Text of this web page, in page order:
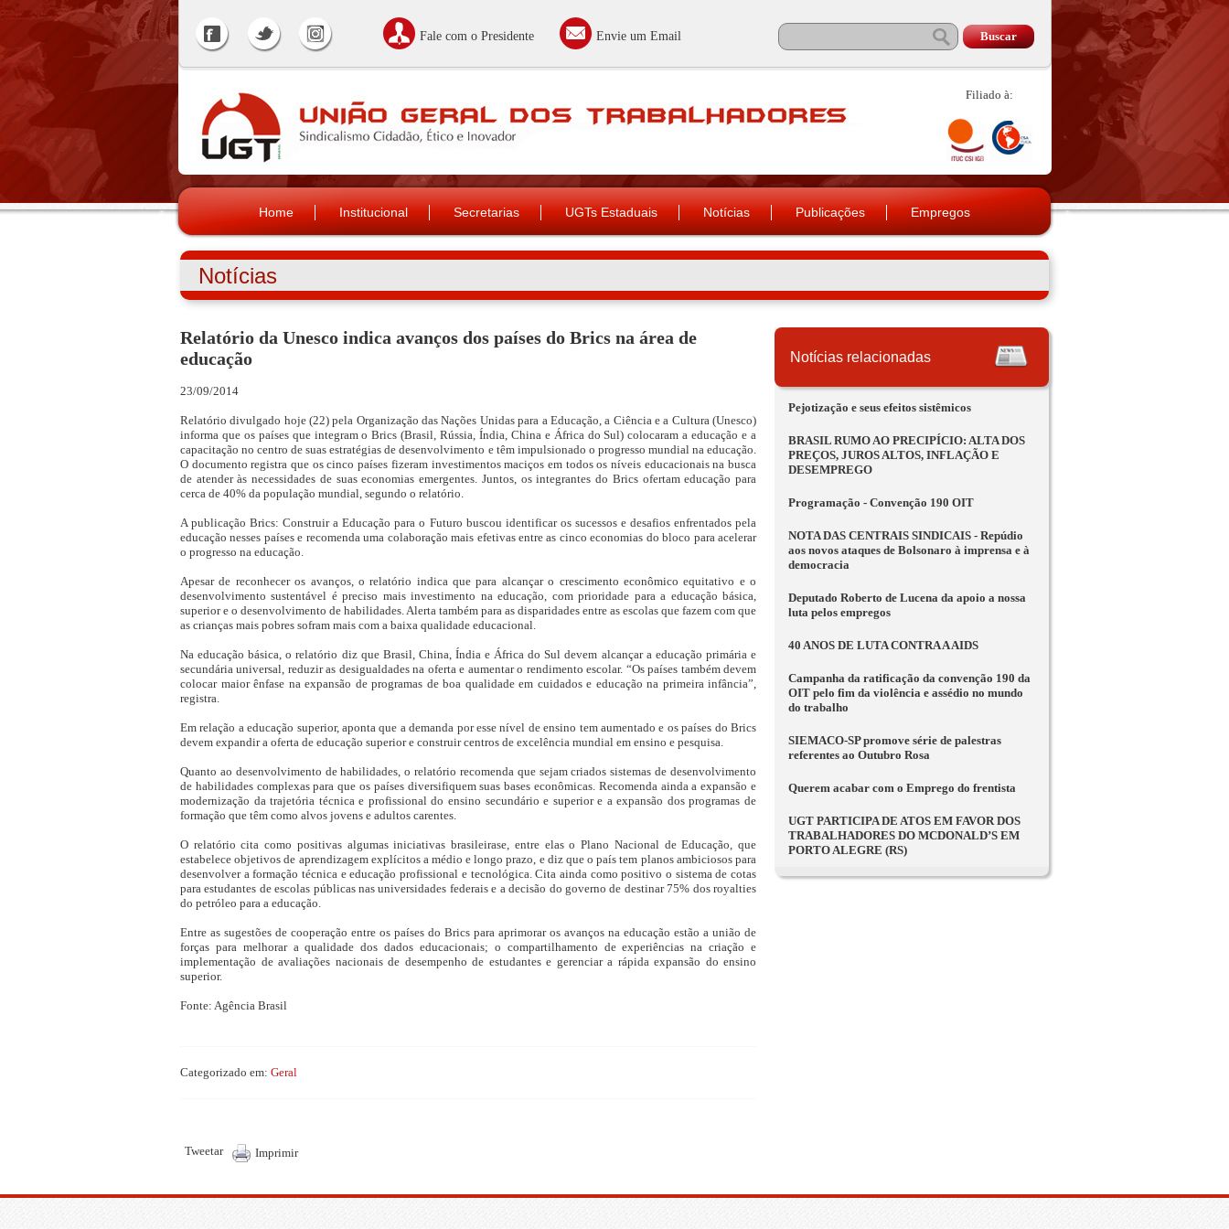
Fale com o Presidente Envie um Email
Filiado à:
Home Institucional Secretarias UGTs Estaduais Notícias Publicações Empregos
Notícias
Relatório da Unesco indica avanços dos países do Brics na área de
educação
23/09/2014
Relatório divulgado hoje (22) pela Organização das Nações Unidas para a Educação, a Ciência e a Cultura (Unesco)
informa que os países que integram o Brics (Brasil, Rússia, Índia, China e África do Sul) colocaram a educação e a
capacitação no centro de suas estratégias de desenvolvimento e têm impulsionado o progresso mundial na educação.
O documento registra que os cinco países fizeram investimentos maciços em todos os níveis educacionais na busca
de atender às necessidades de suas economias emergentes. Juntos, os integrantes do Brics ofertam educação para
cerca de 40% da população mundial, segundo o relatório.
A publicação Brics: Construir a Educação para o Futuro buscou identificar os sucessos e desafios enfrentados pela
educação nesses países e recomenda uma colaboração mais efetivas entre as cinco economias do bloco para acelerar
o progresso na educação.
Apesar de reconhecer os avanços, o relatório indica que para alcançar o crescimento econômico equitativo e o
desenvolvimento sustentável é preciso mais investimento na educação, com prioridade para a educação básica,
superior e o desenvolvimento de habilidades. Alerta também para as disparidades entre as escolas que fazem com que
as crianças mais pobres sofram mais com a baixa qualidade educacional.
Na educação básica, o relatório diz que Brasil, China, Índia e África do Sul devem alcançar a educação primária e
secundária universal, reduzir as desigualdades na oferta e aumentar o rendimento escolar. “Os países também devem
colocar maior ênfase na expansão de programas de boa qualidade em cuidados e educação na primeira infância”,
registra.
Em relação a educação superior, aponta que a demanda por esse nível de ensino tem aumentado e os países do Brics
devem expandir a oferta de educação superior e construir centros de excelência mundial em ensino e pesquisa.
Quanto ao desenvolvimento de habilidades, o relatório recomenda que sejam criados sistemas de desenvolvimento
de habilidades complexas para que os países diversifiquem suas bases econômicas. Recomenda ainda a expansão e
modernização da trajetória técnica e profissional do ensino secundário e superior e a expansão dos programas de
formação que têm como alvos jovens e adultos carentes.
O relatório cita como positivas algumas iniciativas brasileirase, entre elas o Plano Nacional de Educação, que
estabelece objetivos de aprendizagem explícitos a médio e longo prazo, e diz que o país tem planos ambiciosos para
desenvolver a formação técnica e educação profissional e tecnológica. Cita ainda como positivo o sistema de cotas
para estudantes de escolas públicas nas universidades federais e a decisão do governo de destinar 75% dos royalties
do petróleo para a educação.
Entre as sugestões de cooperação entre os países do Brics para aprimorar os avanços na educação estão a união de
forças para melhorar a qualidade dos dados educacionais; o compartilhamento de experiências na criação e
implementação de avaliações nacionais de desempenho de estudantes e gerenciar a rápida expansão do ensino
superior.
Fonte: Agência Brasil
Categorizado em: Geral
Tweetar Imprimir
Notícias relacionadas
Pejotização e seus efeitos sistêmicos
BRASIL RUMO AO PRECIPÍCIO: ALTA DOS
PREÇOS, JUROS ALTOS, INFLAÇÃO E
DESEMPREGO
Programação - Convenção 190 OIT
NOTA DAS CENTRAIS SINDICAIS - Repúdio
aos novos ataques de Bolsonaro à imprensa e à
democracia
Deputado Roberto de Lucena da apoio a nossa
luta pelos empregos
40 ANOS DE LUTA CONTRA A AIDS
Campanha da ratificação da convenção 190 da
OIT pelo fim da violência e assédio no mundo
do trabalho
SIEMACO-SP promove série de palestras
referentes ao Outubro Rosa
Querem acabar com o Emprego do frentista
UGT PARTICIPA DE ATOS EM FAVOR DOS
TRABALHADORES DO MCDONALD’S EM
PORTO ALEGRE (RS)